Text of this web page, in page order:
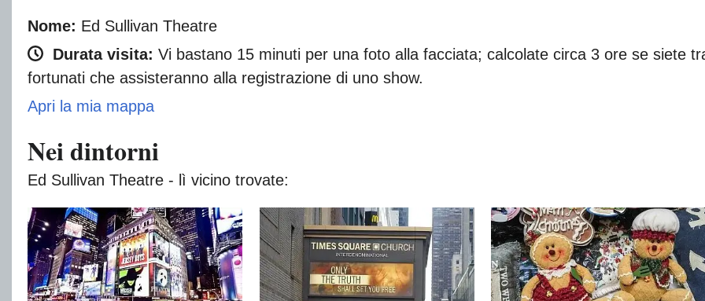
Nome: Ed Sullivan Theatre
Durata visita: Vi bastano 15 minuti per una foto alla facciata; calcolate circa 3 ore se siete
fortunati che assisteranno alla registrazione di uno show.
Apri la mia mappa
Nei dintorni
Ed Sullivan Theatre - lì vicino trovate: